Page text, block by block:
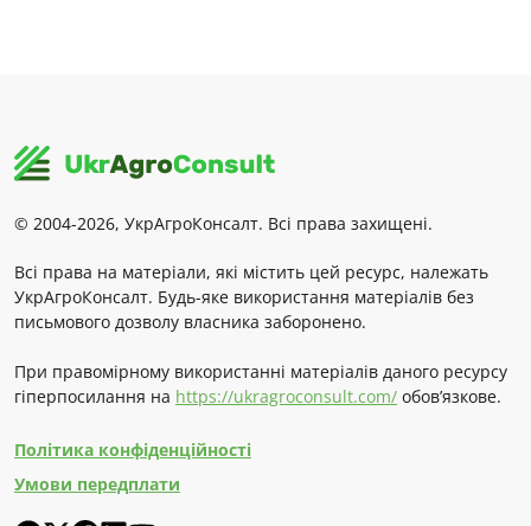
© 2004-2026, УкрАгроКонсалт. Всі права захищені.
Всі права на матеріали, які містить цей ресурс, належать
УкрАгроКонсалт. Будь-яке використання матеріалів без
письмового дозволу власника заборонено.
При правомірному використанні матеріалів даного ресурсу
гіперпосилання на https://ukragroconsult.com/ обов’язкове.
Політика конфіденційності
Умови передплати